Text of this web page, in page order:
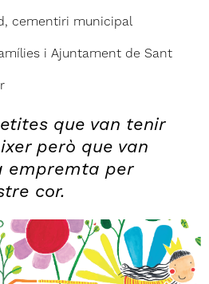
cementiri municipal
i Ajuntament de Sant
que van tenir
però que van
empremta per
cor.